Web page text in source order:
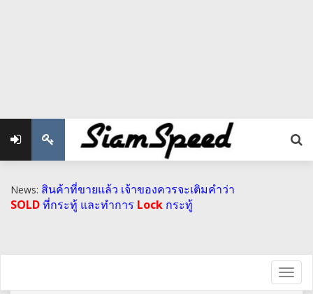
News: สินค้าที่ขายแล้ว เจ้าของควรจะเติมคำว่า
SOLDที่กระทู้ และทำการ Lock กระทู้